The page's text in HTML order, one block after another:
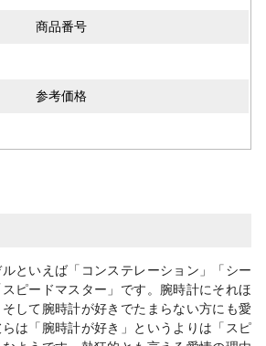
商品番号
参考価格
といえば「コンステレーション」「シー
ピードマスター」です。腕時計にそれほ
して腕時計が好きでたまらない方にも愛
は「腕時計が好き」というよりは「スピ